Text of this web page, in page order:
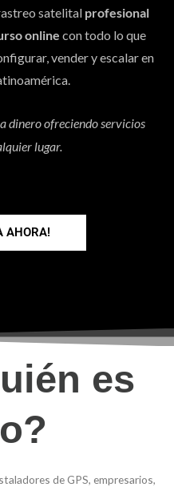
satelital profesional
online con todo lo que
vender y escalar en
dinero ofreciendo servicios
lugar.
AHORA!
es
de GPS, empresarios,